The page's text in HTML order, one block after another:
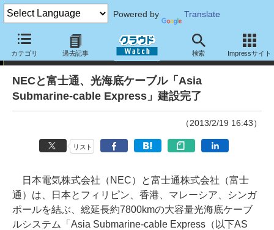
Powered by Translate
カテゴリ 過去記事 検索 Impressサイト
ニュース
NECと富士通、光海底ケーブル「Asia
Submarine-cable Express」建設完了
（2013/2/19 16:43）
リスト
日本電気株式会社（NEC）と富士通株式会社（富士
通）は、日本とフィリピン、香港、マレーシア、シンガ
ポールを結ぶ、総延長約7800kmの大容量光海底ケーブ
ルシステム「Asia Submarine-cable Express（以下AS